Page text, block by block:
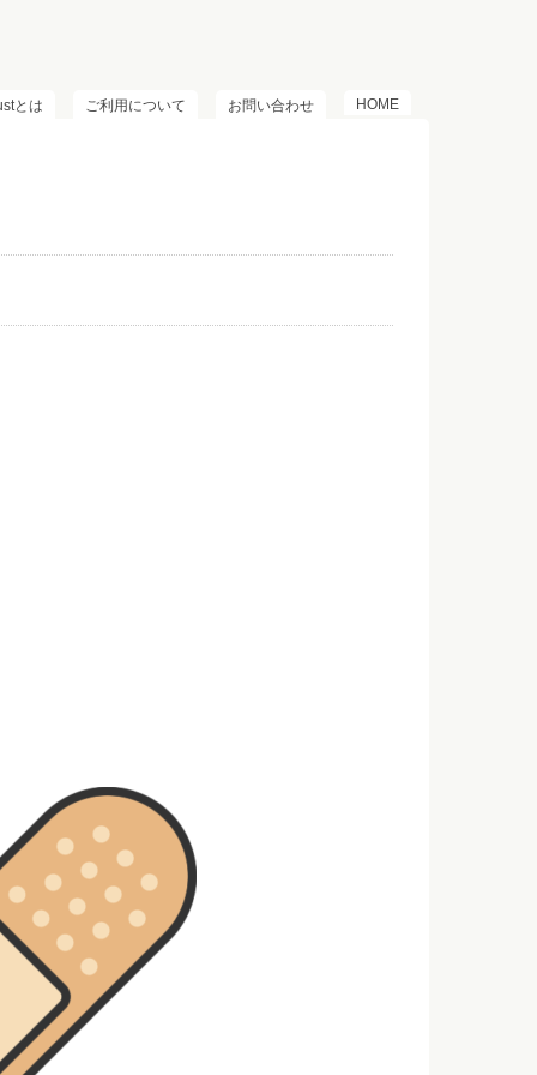
HOME
お問い合わせ
ご利用について
とは